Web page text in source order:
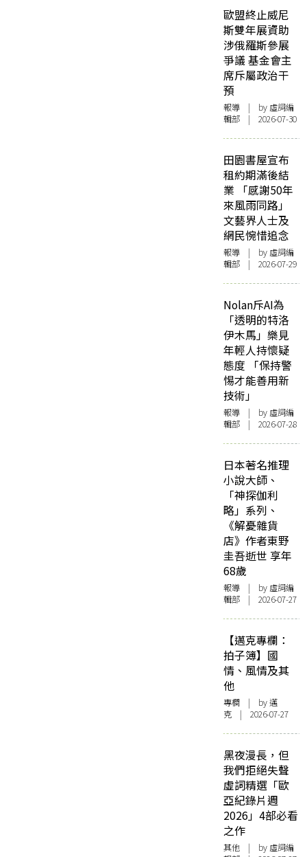
歐盟終止威尼
斯雙年展資助
涉俄羅斯參展
爭議 基金會主
席斥屬政治干
預
報導 | by 虛詞編
輯部 | 2026-07-30
田園書屋宣布
租約期滿後結
業 「感謝50年
來風雨同路」
文藝界人士及
網民惋惜追念
報導 | by 虛詞編
輯部 | 2026-07-29
Nolan斥AI為
「透明的特洛
伊木馬」樂見
年輕人持懷疑
態度 「保持警
惕才能善用新
技術」
報導 | by 虛詞編
輯部 | 2026-07-28
日本著名推理
小說大師、
「神探伽利
略」系列、
《解憂雜貨
店》作者東野
圭吾逝世 享年
68歲
報導 | by 虛詞編
輯部 | 2026-07-27
【邁克專欄：
拍子簿】國
情、風情及其
他
專欄 | by邁
克 | 2026-07-27
黑夜漫長，但
我們拒絕失聲
虛詞精選「歐
亞紀錄片週
2026」4部必看
之作
其他 | by 虛詞編